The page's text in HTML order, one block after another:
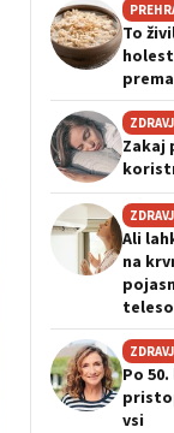
To
Zakaj
Ali
na
Po
vsi